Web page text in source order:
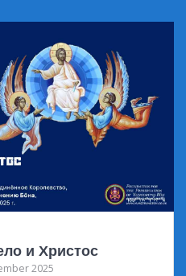
и Христос
2025